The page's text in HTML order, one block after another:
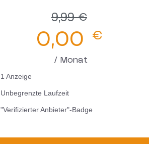
9,99€
0,00 €
/ Monat
1 Anzeige
Unbegrenzte Laufzeit
"Verifizierter Anbieter"-Badge